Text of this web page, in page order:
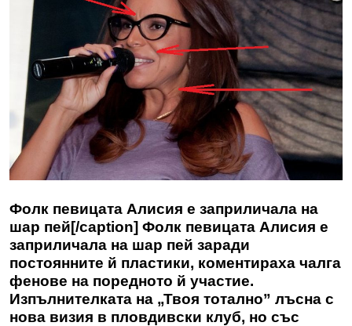
Фолк певицата Алисия е заприличала на
шар пей[/caption] Фолк певицата Алисия е
заприличала на шар пей заради
постоянните й пластики, коментираха чалга
фенове на поредното й участие.
Изпълнителката на „Твоя тотално” лъсна с
нова визия в пловдивски клуб, но със